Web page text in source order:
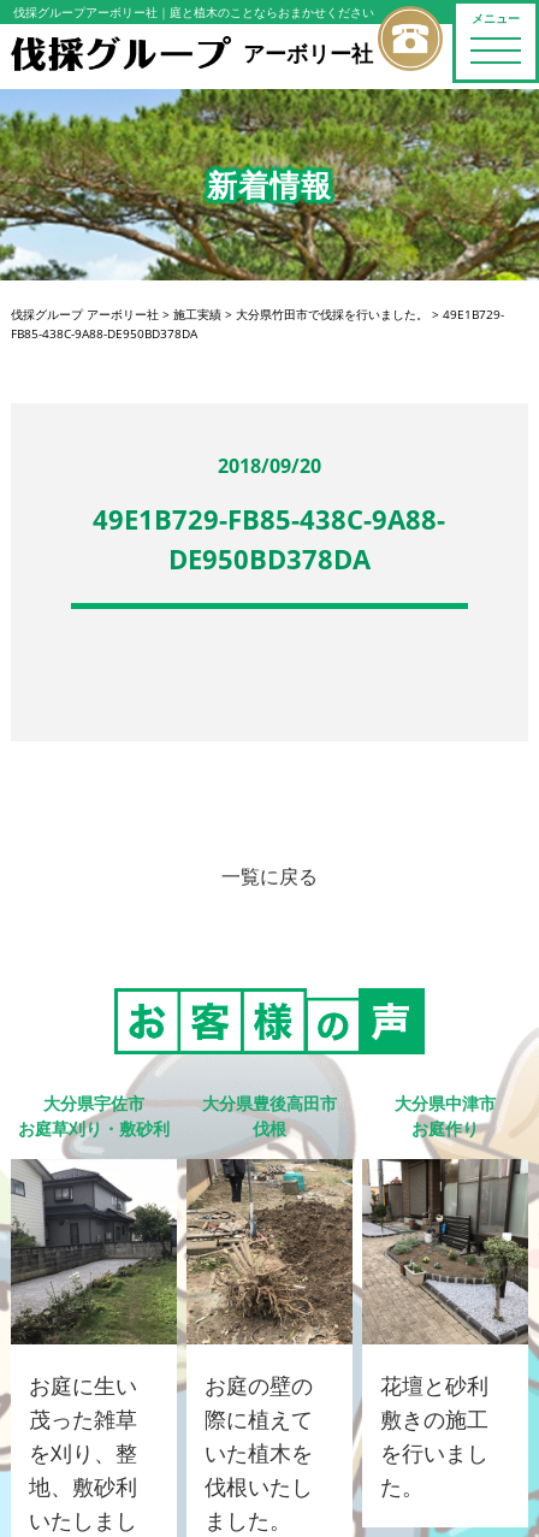
メニュー
toggle
伐採グループアーボリー社｜庭と植木のことならおまかせください
アーボリー社
新着情報
伐採グループ アーボリー社> 施工実績> 大分県竹田市で伐採を行いました。 > 49E1B729-
FB85-438C-9A88-DE950BD378DA
2018/09/20
49E1B729-FB85-438C-9A88-
DE950BD378DA
一覧に戻る
大分県宇佐市
お庭草刈り・敷砂利
お庭に生い
茂った雑草
を刈り、整
地、敷砂利
いたしまし
大分県豊後高田市
伐根
お庭の壁の
際に植えて
いた植木を
伐根いたし
ました。
大分県中津市
お庭作り
花壇と砂利
敷きの施工
を行いまし
た。